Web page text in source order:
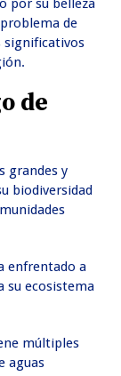
por su belleza
de
significativos
de
grandes y
biodiversidad
enfrentado a
su ecosistema
múltiples
aguas